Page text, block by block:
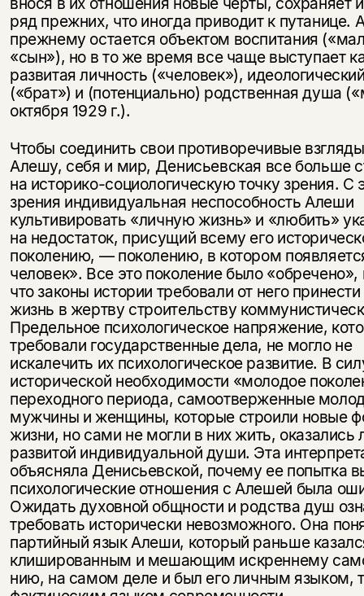
ряд прежних, что иногда приводит к путанице.
прежнему остается объектом воспитания
«сын»), но в то же время все чаще выступает
развитая личность («человек»),
(«брат») и (потенциально) родственная душа
октября 1929 г.).
Чтобы соединить свои противоречивые
Алешу, себя и мир, Денисьевская все больше
на историко-социологическую точку зрения. С
зрения индивидуальная неспособность Алеши
культивировать «личную жизнь» и «любить»
на недостаток, присущий всему его
поколению, — поколению, в котором
человек». Все это поколение было
что законы ис­тории требовали от него
жизнь в жертву строительству
Предельное психологическое напряжение,
требовали государственные дела, не могло не
искалечить их психологическое развитие. В
исторической необходимости «молодое
пере­ходного периода, самоотверженные
мужчины и женщины, которые строили новые
жизни, но сами не могли в них жить,
развитой индивидуальной души. Эта
объясняла Денисьевской, почему ее попытка
психологические отношения с Алешей была
Ожидать духовной общности и родства душ
требовать ис­торически невозможного. Она
партийный язык Алеши, который раньше
клишированным и мешающим искреннему
нию, на самом деле и был его личным языком,